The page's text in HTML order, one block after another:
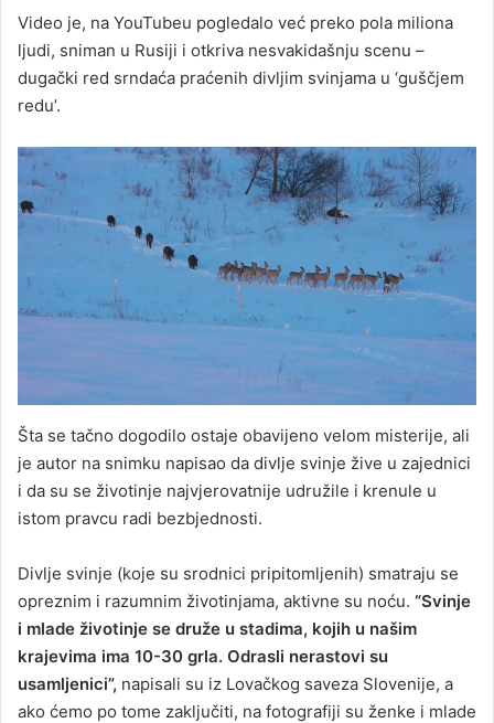
Video je, na YouTubeu pogledalo već preko pola miliona
ljudi, sniman u Rusiji i otkriva nesvakidašnju scenu –
dugački red srndaća praćenih divljim svinjama u ‘guščjem
redu’.
Šta se tačno dogodilo ostaje obavijeno velom misterije, ali
je autor na snimku napisao da divlje svinje žive u zajednici
i da su se životinje najvjerovatnije udružile i krenule u
istom pravcu radi bezbjednosti.
Divlje svinje (koje su srodnici pripitomljenih) smatraju se
opreznim i razumnim životinjama, aktivne su noću. “Svinje
i mlade životinje se druže u stadima, kojih u našim
krajevima ima 10-30 grla. Odrasli nerastovi su
usamljenici”, napisali su iz Lovačkog saveza Slovenije, a
ako ćemo po tome zaključiti, na fotografiji su ženke i mlade